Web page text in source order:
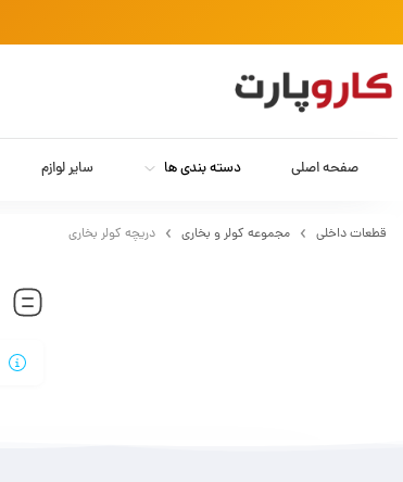
صفحه اصلی دسته بندی ها سایر لوازم
قطعات داخلی مجموعه کولر و بخاری دریچه کولر بخاری